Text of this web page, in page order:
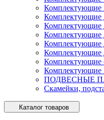
Комплектующие
Комплектующие
Комплектующие
Комплектующие
Комплектующие
Комплектующие
Комплектующие
ПОДВЕСНЫЕ
Скамейки,
Каталог товаров